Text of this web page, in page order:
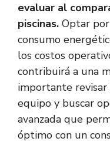
evaluar al
piscinas. Optar
consumo
los costos
contribuirá a una
importante
equipo y buscar
avanzada que
óptimo con un